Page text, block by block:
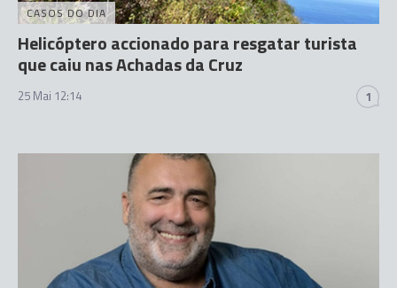
CASOS DO DIA
Helicóptero accionado para resgatar turista
que caiu nas Achadas da Cruz
25 Mai 12:14 1